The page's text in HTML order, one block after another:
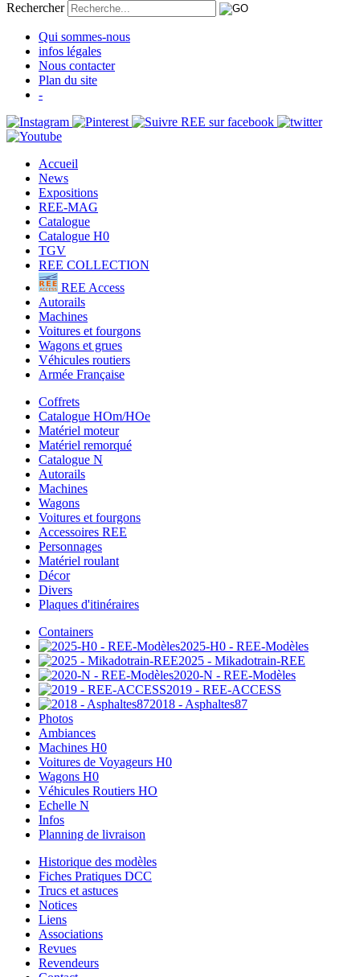
Rechercher
Qui sommes-nous
infos légales
Nous contacter
Plan du site
-
Accueil
News
Expositions
REE-MAG
Catalogue
Catalogue H0
TGV
REE COLLECTION
REE Access
Autorails
Machines
Voitures et fourgons
Wagons et grues
Véhicules routiers
Armée Française
Coffrets
Catalogue HOm/HOe
Matériel moteur
Matériel remorqué
Catalogue N
Autorails
Machines
Wagons
Voitures et fourgons
Accessoires REE
Personnages
Matériel roulant
Décor
Divers
Plaques d'itinéraires
Containers
2025-H0 - REE-Modèles
2025 - Mikadotrain-REE
2020-N - REE-Modèles
2019 - REE-ACCESS
2018 - Asphaltes87
Photos
Ambiances
Machines H0
Voitures de Voyageurs H0
Wagons H0
Véhicules Routiers HO
Echelle N
Infos
Planning de livraison
Historique des modèles
Fiches Pratiques DCC
Trucs et astuces
Notices
Liens
Associations
Revues
Revendeurs